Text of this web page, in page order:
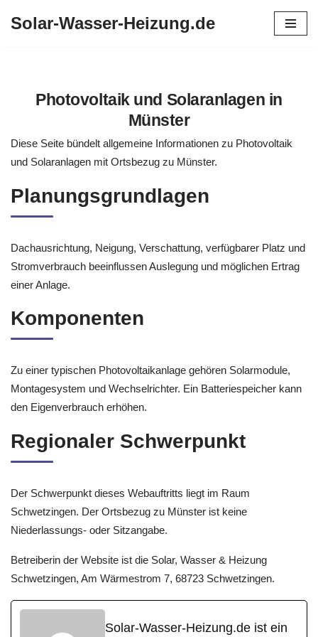
Solar-Wasser-Heizung.de
Photovoltaik und Solaranlagen in
Münster
Diese Seite bündelt allgemeine Informationen zu Photovoltaik
und Solaranlagen mit Ortsbezug zu Münster.
Planungsgrundlagen
Dachausrichtung, Neigung, Verschattung, verfügbarer Platz und
Stromverbrauch beeinflussen Auslegung und möglichen Ertrag
einer Anlage.
Komponenten
Zu einer typischen Photovoltaikanlage gehören Solarmodule,
Montagesystem und Wechselrichter. Ein Batteriespeicher kann
den Eigenverbrauch erhöhen.
Regionaler Schwerpunkt
Der Schwerpunkt dieses Webauftritts liegt im Raum
Schwetzingen. Der Ortsbezug zu Münster ist keine
Niederlassungs- oder Sitzangabe.
Betreiberin der Website ist die Solar, Wasser & Heizung
Schwetzingen, Am Wärmestrom 7, 68723 Schwetzingen.
Solar-Wasser-Heizung.de ist ein